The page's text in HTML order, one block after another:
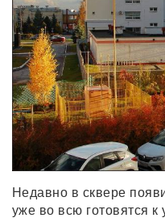
Недавно в сквере
уже во всю готовятся